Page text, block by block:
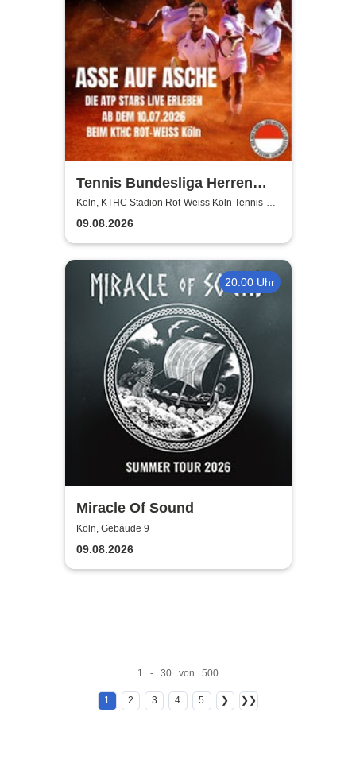
Tennis Bundesliga Herren
2026 – Heimspiele beim KTHC
Stadion Rot-Weiss
Köln, KTHC Stadion Rot-Weiss Köln Tennis-
und Hockeyclub
09.08.2026
20:00 Uhr
Miracle Of Sound
Köln, Gebäude 9
09.08.2026
1 - 30 von 500
1 2 3 4 5 ❯ ❯❯